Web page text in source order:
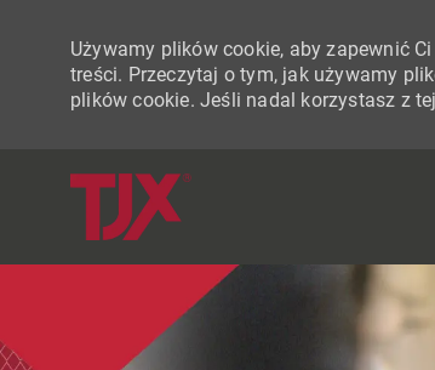
Używamy plików cookie, aby zapewnić
treści. Przeczytaj o tym, jak używamy
plików cookie. Jeśli nadal korzystasz z